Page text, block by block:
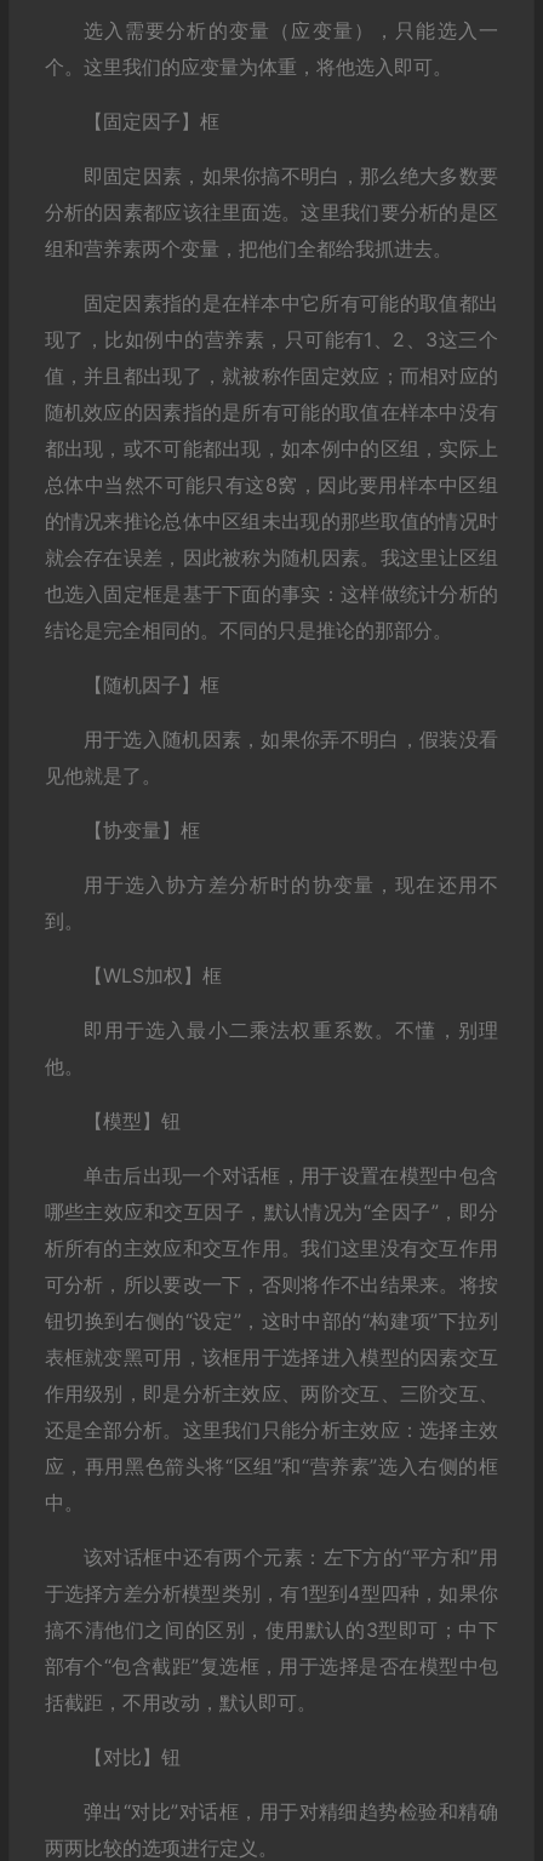
选入需要分析的变量（应变量），只能选入一
个。这里我们的应变量为体重，将他选入即可。
【固定因子】框
即固定因素，如果你搞不明白，那么绝大多数要
分析的因素都应该往里面选。这里我们要分析的是区
组和营养素两个变量，把他们全都给我抓进去。
固定因素指的是在样本中它所有可能的取值都出
现了，比如例中的营养素，只可能有1、2、3这三个
值，并且都出现了，就被称作固定效应；而相对应的
随机效应的因素指的是所有可能的取值在样本中没有
都出现，或不可能都出现，如本例中的区组，实际上
总体中当然不可能只有这8窝，因此要用样本中区组
的情况来推论总体中区组未出现的那些取值的情况时
就会存在误差，因此被称为随机因素。我这里让区组
也选入固定框是基于下面的事实：这样做统计分析的
结论是完全相同的。不同的只是推论的那部分。
【随机因子】框
用于选入随机因素，如果你弄不明白，假装没看
见他就是了。
【协变量】框
用于选入协方差分析时的协变量，现在还用不
到。
【WLS加权】框
即用于选入最小二乘法权重系数。不懂，别理
他。
【模型】钮
单击后出现一个对话框，用于设置在模型中包含
哪些主效应和交互因子，默认情况为“全因子”，即分
析所有的主效应和交互作用。我们这里没有交互作用
可分析，所以要改一下，否则将作不出结果来。将按
钮切换到右侧的“设定”，这时中部的“构建项”下拉列
表框就变黑可用，该框用于选择进入模型的因素交互
作用级别，即是分析主效应、两阶交互、三阶交互、
还是全部分析。这里我们只能分析主效应：选择主效
应，再用黑色箭头将“区组”和“营养素”选入右侧的框
中。
该对话框中还有两个元素：左下方的“平方和”用
于选择方差分析模型类别，有1型到4型四种，如果你
搞不清他们之间的区别，使用默认的3型即可；中下
部有个“包含截距”复选框，用于选择是否在模型中包
括截距，不用改动，默认即可。
【对比】钮
弹出“对比”对话框，用于对精细趋势检验和精确
两两比较的选项进行定义。